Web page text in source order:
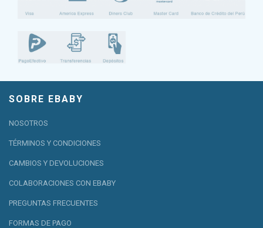
SOBRE EBABY
NOSOTROS
TÉRMINOS Y CONDICIONES
CAMBIOS Y DEVOLUCIONES
COLABORACIONES CON EBABY
PREGUNTAS FRECUENTES
FORMAS DE PAGO